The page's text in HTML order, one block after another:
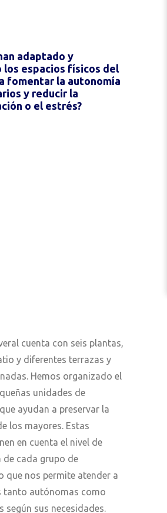
adaptado y
espacios físicos del
fomentar la autonomía
y reducir la
o el estrés?
cuenta con seis plantas,
y diferentes terrazas y
Hemos organizado el
unidades de
ayudan a preservar la
los mayores. Estas
en cuenta el nivel de
de cada grupo de
que nos permite atender a
tanto autónomas como
según sus necesidades.